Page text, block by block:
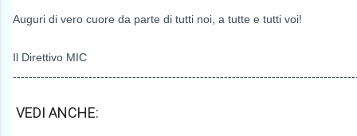
Auguri di vero cuore da parte di tutti noi, a tutte e tutti voi!
Il Direttivo MIC
VEDI ANCHE: